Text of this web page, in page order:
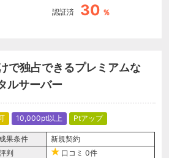
認証済 30 ％
で独占できるプレミアムな
ルサーバー
10,000pt以上 Ptアップ
成果条件
新規契約
判
口コミ 0件